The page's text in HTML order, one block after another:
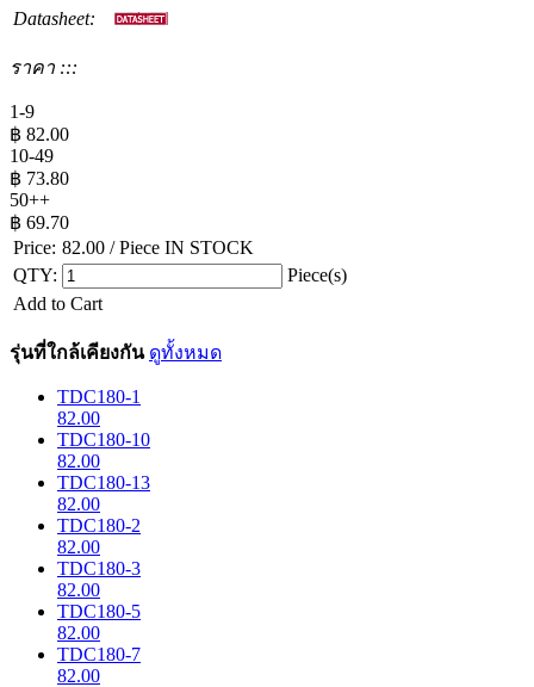
Datasheet:
ราคา :::
1-9
฿ 82.00
10-49
฿ 73.80
50++
฿ 69.70
Price: 82.00 / Piece IN STOCK
QTY:
Piece(s)
Add to Cart
รุ่นที่ใกล้เคียงกัน ดูทั้งหมด
TDC180-1
82.00
TDC180-10
82.00
TDC180-13
82.00
TDC180-2
82.00
TDC180-3
82.00
TDC180-5
82.00
TDC180-7
82.00